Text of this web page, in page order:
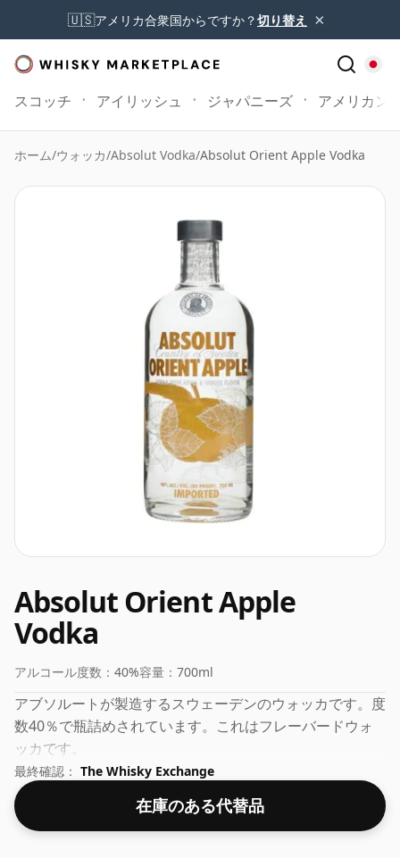
🇺🇸アメリカ合衆国からですか？切り替え ×
スコッチ アイリッシュ ジャパニーズ アメリカン
ホーム/ウォッカ/Absolut Vodka/Absolut Orient Apple Vodka
Absolut Orient Apple
Vodka
アルコール度数： 40%容量： 700ml
アブソルートが製造するスウェーデンのウォッカです。度
数40％で瓶詰めされています。これはフレーバードウォ
ッカです。
最終確認： The Whisky Exchange
在庫のある代替品